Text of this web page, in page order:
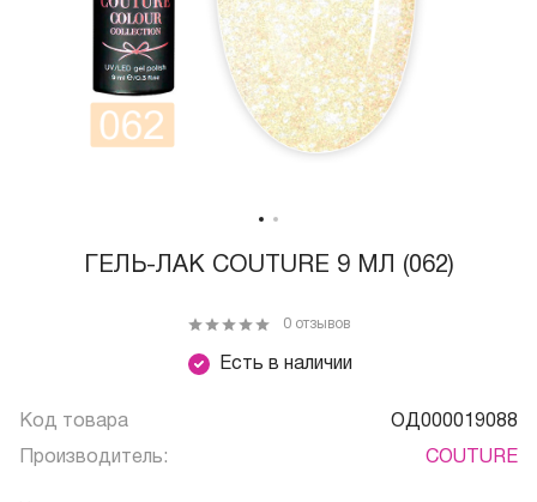
ГЕЛЬ-ЛАК COUTURE 9 МЛ (062)
Есть в наличии
0 отзывов
Код товара ОД000019088
Производитель: COUTURE